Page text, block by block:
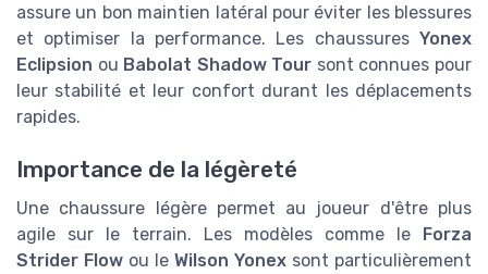
assure un bon maintien latéral pour éviter les blessures
et optimiser la performance. Les chaussures Yonex
Eclipsion ou Babolat Shadow Tour sont connues pour
leur stabilité et leur confort durant les déplacements
rapides.
Importance de la légèreté
Une chaussure légère permet au joueur d'être plus
agile sur le terrain. Les modèles comme le Forza
Strider Flow ou le Wilson Yonex sont particulièrement